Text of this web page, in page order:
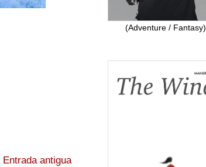
Entrada antigua
(Adventure / Fantasy)